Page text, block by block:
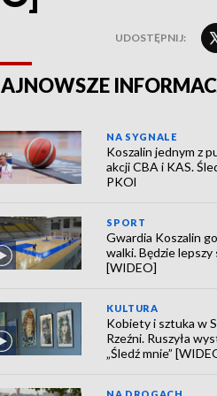
UDOSTĘPNIJ:
NA SYGNALE
Koszalin jednym z
akcji CBA i KAS.
PKOl
SPORT
Gwardia Koszalin
walki. Będzie lepszy
[WIDEO]
KULTURA
Kobiety i sztuka w
Rzeźni. Ruszyła
„Śledź mnie”